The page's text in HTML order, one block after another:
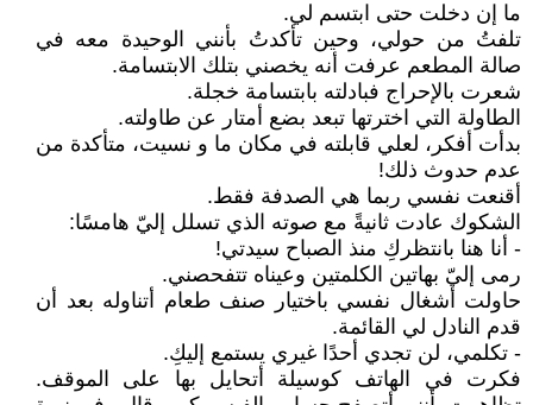
ما إن دخلت حتى ابتسم لي.
تلفتُ من حولي، وحين تأكدتُ بأنني الوحيدة معه في
صالة المطعم عرفت أنه يخصني بتلك الابتسامة.
شعرت بالإحراج فبادلته بابتسامة خجلة.
الطاولة التي اخترتها تبعد بضع أمتار عن طاولته.
بدأت أفكر، لعلي قابلته في مكان ما و نسيت، متأكدة من
عدم حدوث ذلك!
أقنعت نفسي ربما هي الصدفة فقط.
الشكوك عادت ثانيةً مع صوته الذي تسلل إليّ هامسًا:
- أنا هنا بانتظركِ منذ الصباح سيدتي!
رمى إليّ بهاتين الكلمتين وعيناه تتفحصني.
حاولت أشغال نفسي باختيار صنف طعام أتناوله بعد أن
قدم النادل لي القائمة.
- تكلمي، لن تجدي أحدًا غيري يستمع إليكِ.
فكرت في الهاتف كوسيلة أتحايل بها على الموقف.